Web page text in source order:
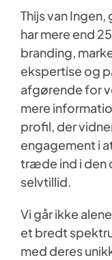
Thijs van
har mere end
branding,
ekspertise og
afgørende for
mere
profil, der
engagement i
træde ind i den
selvtillid.
Vi går ikke
et bredt
med deres